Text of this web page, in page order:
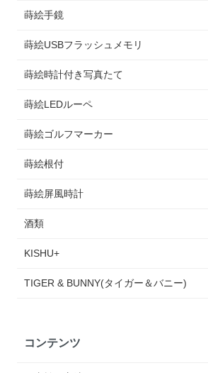
蒔絵手鏡
蒔絵USBフラッシュメモリ
蒔絵時計付き写真たて
蒔絵LEDルーペ
蒔絵ゴルフマーカー
蒔絵根付
蒔絵屏風時計
酒類
KISHU+
TIGER & BUNNY(タイガー＆バニー)
コンテンツ